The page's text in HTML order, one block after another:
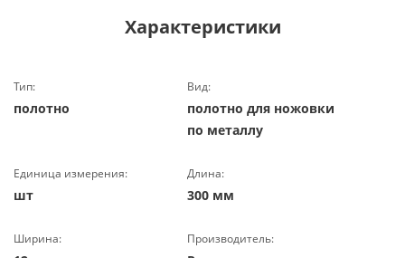
Характеристики
Тип:
полотно
Вид:
полотно для ножовки
по металлу
Единица измерения:
шт
Длина:
300 мм
Ширина: Производитель: